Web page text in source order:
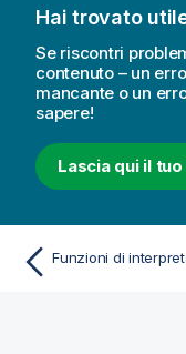
Hai trovato
Se riscontri
contenuto – un
mancante o un
sapere!
Lascia qui il
Funzioni di